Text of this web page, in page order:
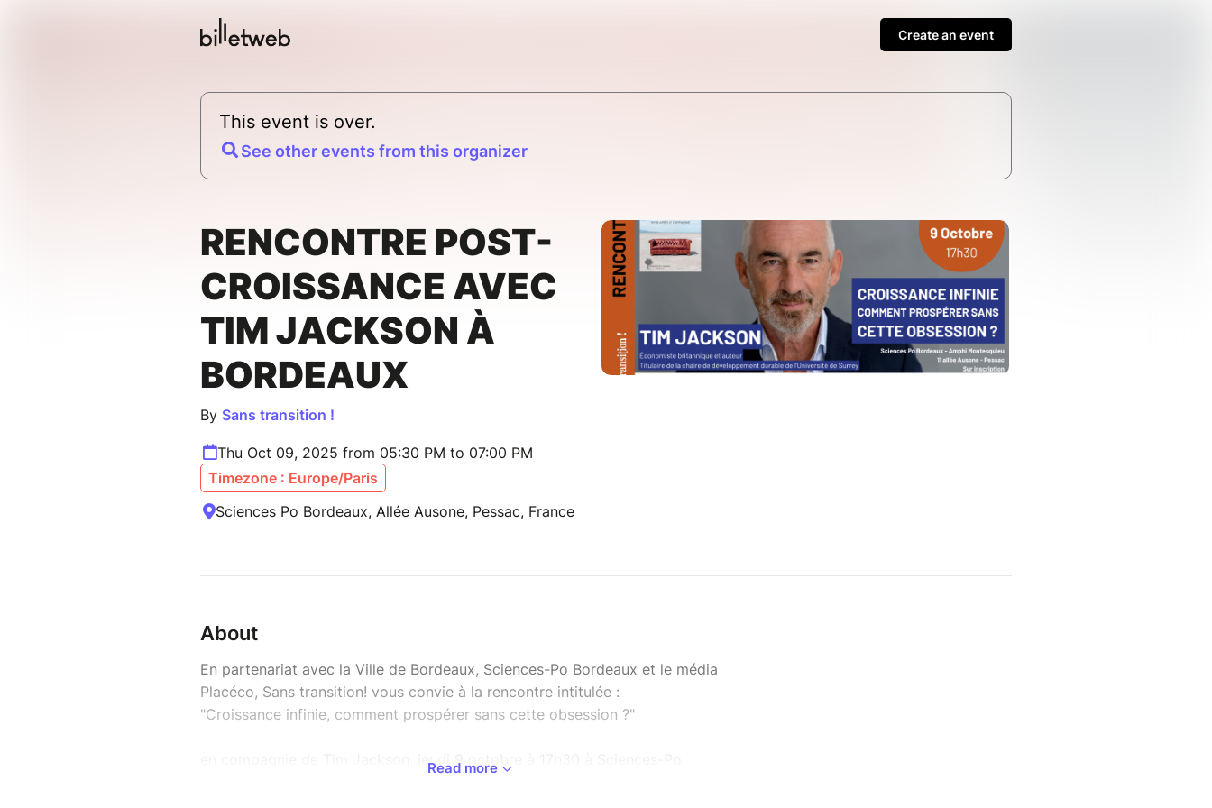
Create an event
This event is over.
See other events from this organizer
RENCONTRE POST-
CROISSANCE AVEC
TIM JACKSON À
BORDEAUX
By Sans transition !
Thu Oct 09, 2025 from 05:30 PM to 07:00 PM
Timezone : Europe/Paris
Sciences Po Bordeaux, Allée Ausone, Pessac, France
About
En partenariat avec la Ville de Bordeaux, Sciences-Po Bordeaux et le média
Placéco, Sans transition! vous convie à la rencontre intitulée :
"Croissance infinie, comment prospérer sans cette obsession ?"
en compagnie de Tim Jackson, jeudi 9 octobre à 17h30 à Sciences-Po
Read more